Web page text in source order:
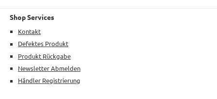
Shop Services
Kontakt
Defektes Produkt
Produkt Rückgabe
Newsletter Abmelden
Händler Registrierung